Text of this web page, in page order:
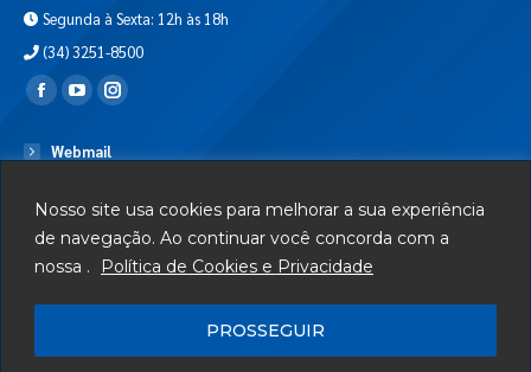
Nosso site usa cookies para melhorar a sua experiência
de navegação. Ao continuar você concorda com a
nossa .
Política de Cookies e Privacidade
PROSSEGUIR
Segunda à Sexta: 12h às 18h
(34) 3251-8500
Encontre-nos em:
Webmail
Serviços
Telefones Úteis